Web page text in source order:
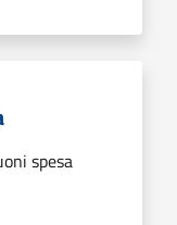
spesa